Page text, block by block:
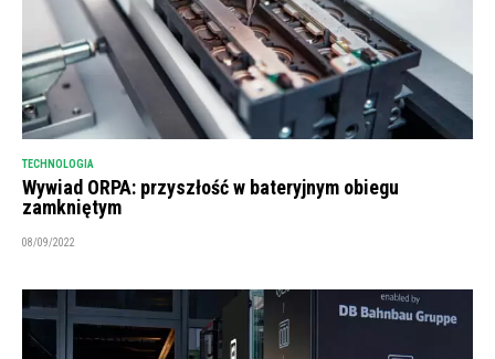
TECHNOLOGIA
Wywiad ORPA: przyszłość w bateryjnym obiegu
zamkniętym
08/09/2022